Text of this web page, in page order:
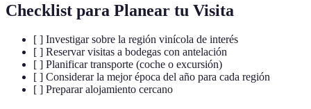
Checklist para Planear tu Visita
[ ] Investigar sobre la región vinícola de interés
[ ] Reservar visitas a bodegas con antelación
[ ] Planificar transporte (coche o excursión)
[ ] Considerar la mejor época del año para cada región
[ ] Preparar alojamiento cercano